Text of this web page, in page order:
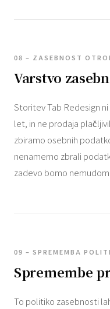
08 – ZASEBNOST
Varstvo
Storitev Tab Redesign
let, in ne prodaja
zbiramo osebnih
nenamerno zbrali
zadevo bomo
09 – SPREMEMBA
Spremembe
To politiko zasebnosti